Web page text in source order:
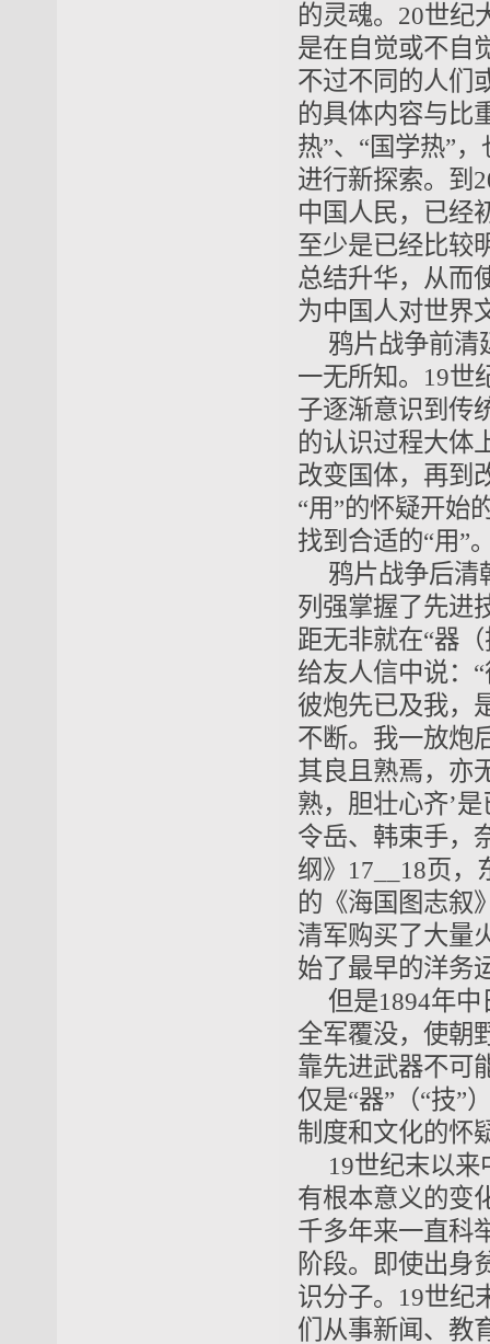
的灵魂。 20世纪
是在自觉或不自
不过不同的人们
的具体内容与比
热”、“国学热”
进行新探索。到
中国人民，已经
至少是已经比较
总结升华，从而
为中国人对世界
鸦片战争前清
一无所知。 19世
子逐渐意识到传
的认识过程大体
改变国体，再到
“用”的怀疑开始
找到合适的“用”
鸦片战争后清
列强掌握了先进
距无非就在“器
给友人信中说：
彼炮先已及我，
不断。我一放炮
其良且熟焉，亦
熟，胆壮心齐’
令岳、韩束手，
纲》17__18页，
的《海国图志叙
清军购买了大量
始了最早的洋务
但是1894年
全军覆没，使朝
靠先进武器不可
仅是“器”（“技”
制度和文化的怀
19世纪末以来
有根本意义的变
千多年来一直科
阶段。即使出身
识分子。 19世纪
们从事新闻、教